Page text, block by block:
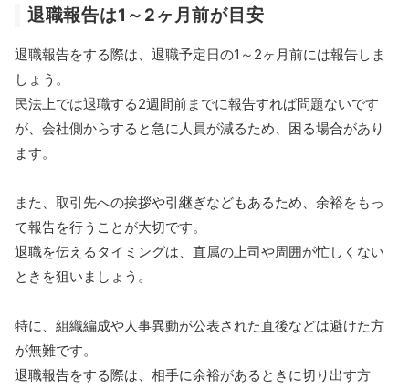
退職報告は1～2ヶ月前が目安
退職報告をする際は、退職予定日の1～2ヶ月前には報告しま
しょう。
民法上では退職する2週間前までに報告すれば問題ないです
が、会社側からすると急に人員が減るため、困る場合があり
ます。
また、取引先への挨拶や引継ぎなどもあるため、余裕をもっ
て報告を行うことが大切です。
退職を伝えるタイミングは、直属の上司や周囲が忙しくない
ときを狙いましょう。
特に、組織編成や人事異動が公表された直後などは避けた方
が無難です。
退職報告をする際は、相手に余裕があるときに切り出す方